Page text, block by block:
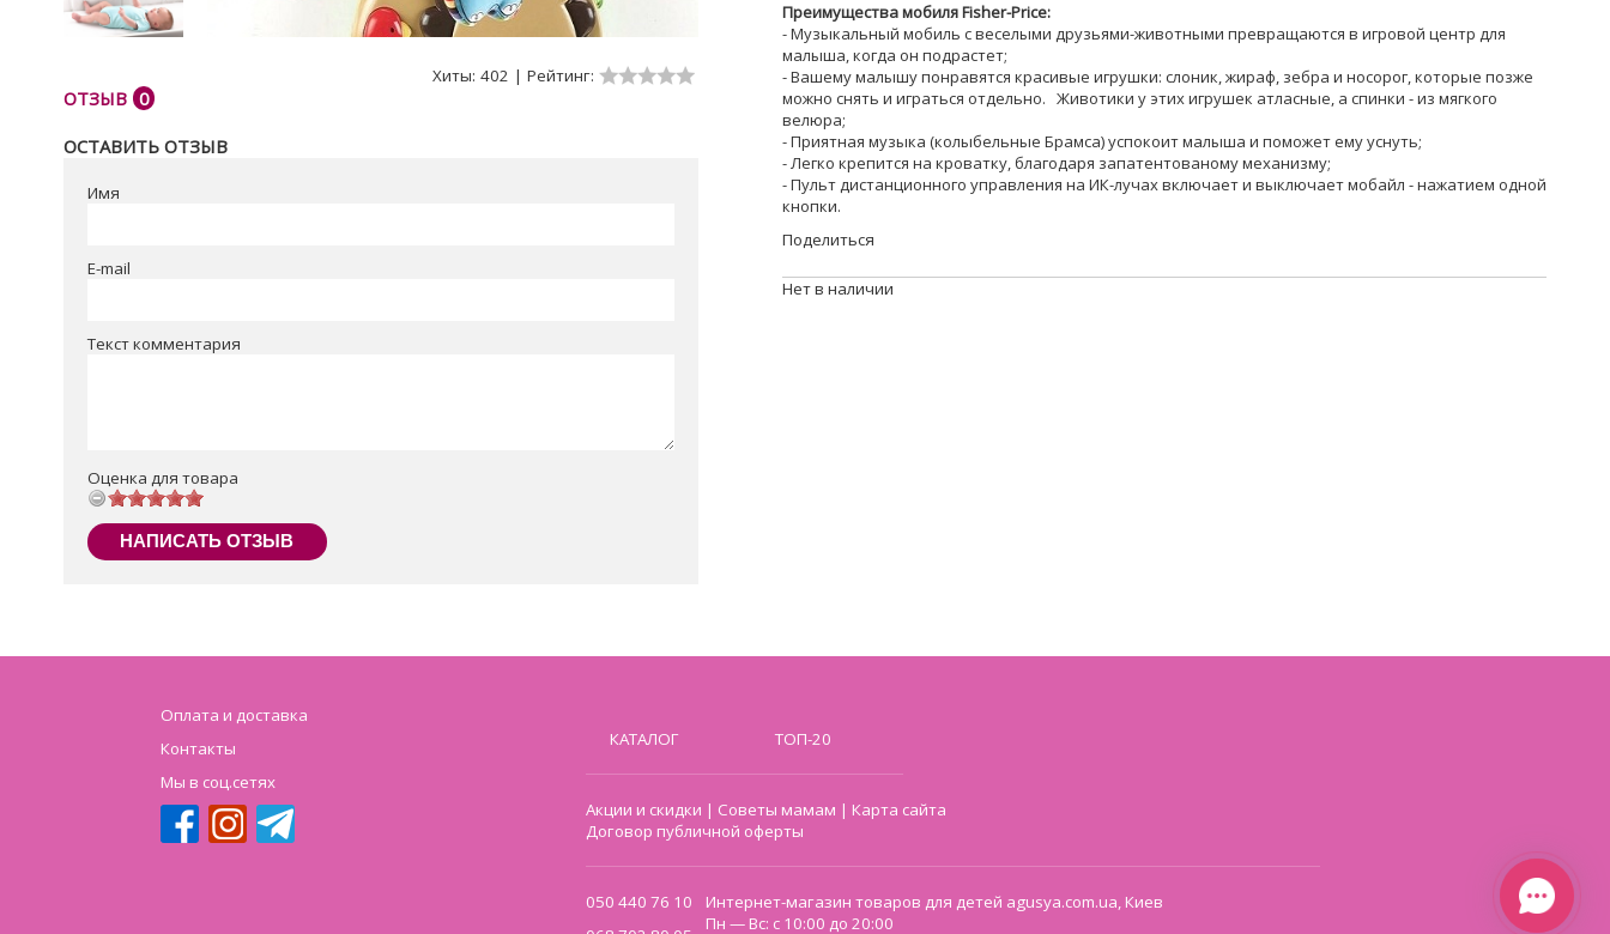
Хиты: 402 | Рейтинг:
ОТЗЫВ 0
ОСТАВИТЬ ОТЗЫВ
Имя
E-mail
Текст комментария
Оценка для товара
НАПИСАТЬ ОТЗЫВ
Преимущества мобиля Fisher-Price:
- Музыкальный мобиль с веселыми друзьями-животными превращаются в игровой центр для
малыша, когда он подрастет;
- Вашему малышу понравятся красивые игрушки: слоник, жираф, зебра и носорог, которые позже
можно снять и играться отдельно. Животики у этих игрушек атласные, а спинки - из мягкого
велюра;
- Приятная музыка (колыбельные Брамса) успокоит малыша и поможет ему уснуть;
- Легко крепится на кроватку, благодаря запатентованому механизму;
- Пульт дистанционного управления на ИК-лучах включает и выключает мобайл - нажатием одной
кнопки.
Поделиться
Нет в наличии
Оплата и доставка
Контакты
Мы в соц.сетях
КАТАЛОГ ТОП-20
Акции и скидки | Советы мамам |Карта сайта
Договор публичной оферты
050 440 76 10
Интернет-магазин товаров для детей agusya.com.ua, Киев
Пн — Вс: с 10:00 до 20:00